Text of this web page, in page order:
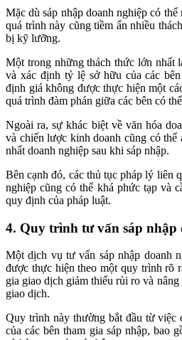
Mặc dù sáp nhập doanh nghiệp có
quá trình này cũng tiềm ẩn nhiều
bị kỹ lưỡng.
Một trong những thách thức lớn nhất
và xác định tỷ lệ sở hữu của các
định giá không được thực hiện một
quá trình đàm phán giữa các bên có
Ngoài ra, sự khác biệt về văn hóa
và chiến lược kinh doanh cũng có thể
nhất doanh nghiệp sau khi sáp nhập.
Bên cạnh đó, các thủ tục pháp lý liên
nghiệp cũng có thể khá phức tạp và
quy định của pháp luật.
4. Quy trình tư vấn sáp nhập
Một dịch vụ tư vấn sáp nhập doanh
được thực hiện theo một quy trình rõ
gia giao dịch giảm thiểu rủi ro và nâng
giao dịch.
Quy trình này thường bắt đầu từ việc
của các bên tham gia sáp nhập, bao